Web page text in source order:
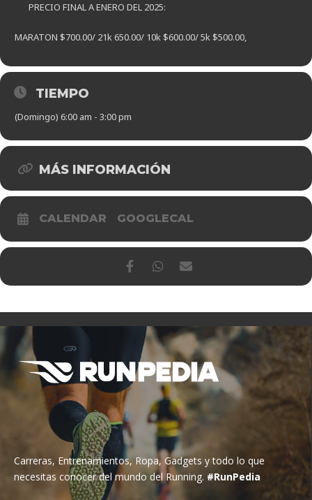
PRECIO FINAL A ENERO DEL 2025:
MARATON $700.00/ 21k 650.00/ 10k $600.00/ 5k $500.00,
TIEMPO
(Domingo) 6:00 am - 3:00 pm
MÁS INFORMACIÓN
CALENDAR GOOGLECAL
Carreras, Entrenamientos, Ropa, Gadgets y todo lo que
necesitas conocer del mundo del Running. #RunPedia